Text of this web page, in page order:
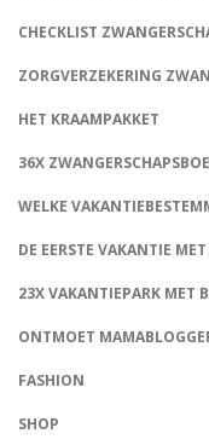
CONNECT
CHECKLIST
ZORGVERZEKERING
HET KRAAMPAKKET
36X
WELKE
DE EERSTE VAKANTIE
23X VAKANTIEPARK MET
ONTMOET
FASHION
SHOP